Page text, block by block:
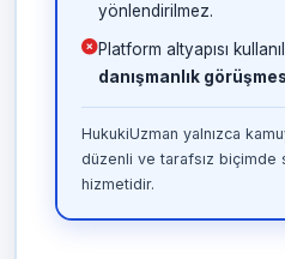
yönlendirilmez.
Platform altyapısı
danışmanlık
HukukiUzman yalnızca
düzenli ve tarafsız biçimde
hizmetidir.